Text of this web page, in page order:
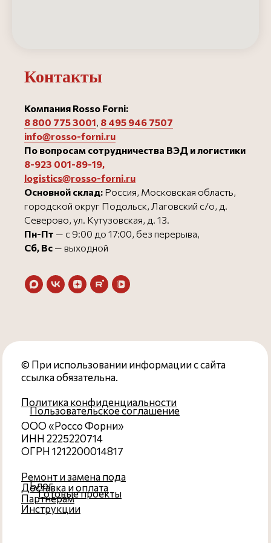
Контакты
Компания Rosso Forni:
8 800 775 3001, 8 495 946 7507
info@rosso-forni.ru
По вопросам сотрудничества ВЭД и логистики
8-923 001-89-19,
logistics@rosso-forni.ru
Основной склад: Россия, Московская область,
городской округ Подольск, Лаговский с/о, д.
Северово, ул. Кутузовская, д. 13.
Пн-Пт — с 9:00 до 17:00, без перерыва,
Сб, Вс — выходной